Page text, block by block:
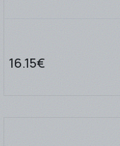
16.15€